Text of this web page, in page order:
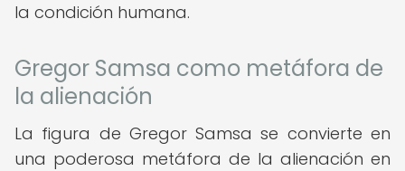
la condición humana.
Gregor Samsa como metáfora de
la alienación
La figura de Gregor Samsa se convierte en
una poderosa metáfora de la alienación en